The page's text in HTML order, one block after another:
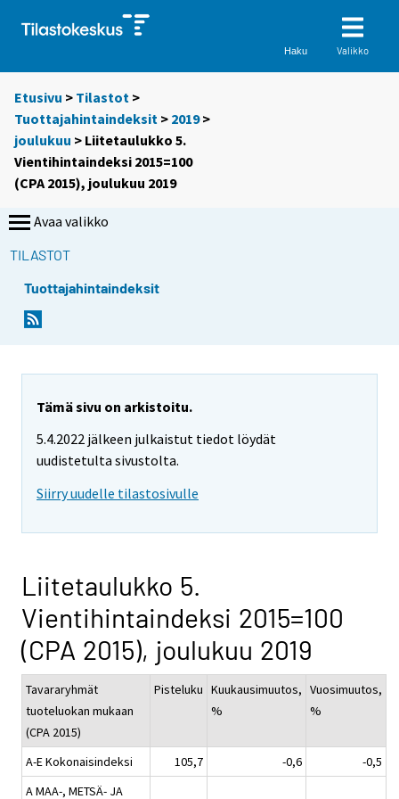
Haku Valikko
Etusivu > Tilastot >
Tuottajahintaindeksit > 2019>
joulukuu > Liitetaulukko 5.
Vientihintaindeksi 2015=100
(CPA 2015), joulukuu 2019
Avaa valikko
TILASTOT
Tuottajahintaindeksit
Tämä sivu on arkistoitu.
5.4.2022 jälkeen julkaistut tiedot löydät
uudistetulta sivustolta.
Siirry uudelle tilastosivulle
Liitetaulukko 5.
Vientihintaindeksi 2015=100
(CPA 2015), joulukuu 2019
Tavararyhmät
tuoteluokan mukaan
(CPA 2015)
Pisteluku Kuukausimuutos,
%
Vuosimuutos,
%
A-E Kokonaisindeksi 105,7 -0,6
-0,5
A MAA-, METSÄ- JA